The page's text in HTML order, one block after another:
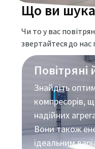
Що ви
Чи то у вас
звертайтеся до
Повітряні
Знайдіть
компресорів,
надійних
Вони також
ідеальним